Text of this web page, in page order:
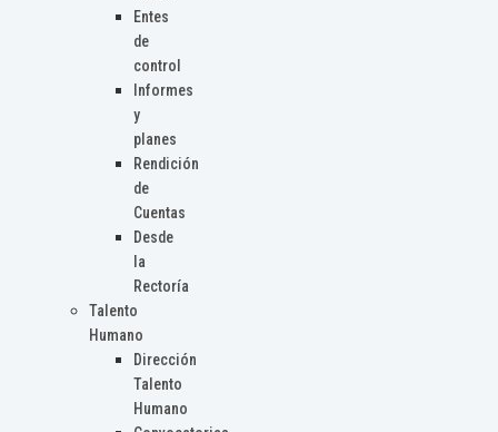
Entes
de
control
Informes
y
planes
Rendición
de
Cuentas
Desde
la
Rectoría
Talento
Humano
Dirección
Talento
Humano